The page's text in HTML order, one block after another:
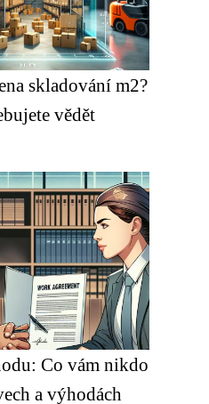
skladování m2?
vědět
Co vám nikdo
a výhodách